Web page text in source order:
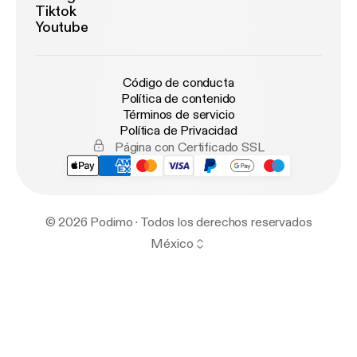
Tiktok
Youtube
Código de conducta
Política de contenido
Términos de servicio
Política de Privacidad
Página con Certificado SSL
© 2026 Podimo · Todos los derechos reservados
México